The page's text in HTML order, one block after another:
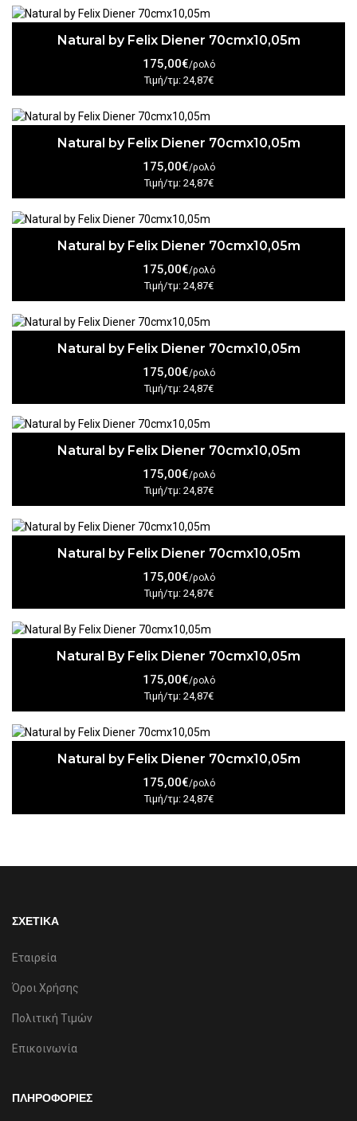
Natural by Felix Diener 70cmx10,05m
175,00€/ρολό
Τιμή/τμ: 24,87€
Natural by Felix Diener 70cmx10,05m
175,00€/ρολό
Τιμή/τμ: 24,87€
Natural by Felix Diener 70cmx10,05m
175,00€/ρολό
Τιμή/τμ: 24,87€
Natural by Felix Diener 70cmx10,05m
175,00€/ρολό
Τιμή/τμ: 24,87€
Natural by Felix Diener 70cmx10,05m
175,00€/ρολό
Τιμή/τμ: 24,87€
Natural by Felix Diener 70cmx10,05m
175,00€/ρολό
Τιμή/τμ: 24,87€
Natural By Felix Diener 70cmx10,05m
175,00€/ρολό
Τιμή/τμ: 24,87€
Natural by Felix Diener 70cmx10,05m
175,00€/ρολό
Τιμή/τμ: 24,87€
ΣΧΕΤΙΚΑ
Εταιρεία
Όροι Χρήσης
Πολιτική Τιμών
Επικοινωνία
ΠΛΗΡΟΦΟΡΙΕΣ